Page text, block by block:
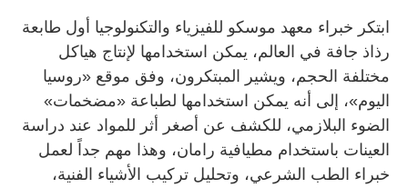
ابتكر خبراء معهد موسكو للفيزياء والتكنولوجيا أول طابعة
رذاذ جافة في العالم، يمكن استخدامها لإنتاج هياكل
مختلفة الحجم، ويشير المبتكرون، وفق موقع «روسيا
اليوم»، إلى أنه يمكن استخدامها لطباعة «مضخمات»
الضوء البلازمي، للكشف عن أصغر أثر للمواد عند دراسة
العينات باستخدام مطيافية رامان، وهذا مهم جداً لعمل
خبراء الطب الشرعي، وتحليل تركيب الأشياء الفنية،